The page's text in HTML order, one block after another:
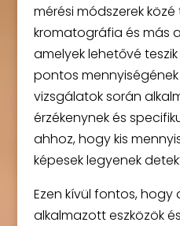
mérési módszerek
kromatográfia és más
amelyek lehetővé
pontos
vizsgálatok során
érzékenynek és
ahhoz, hogy kis
képesek legyenek
Ezen kívül fontos, hogy
alkalmazott eszközök